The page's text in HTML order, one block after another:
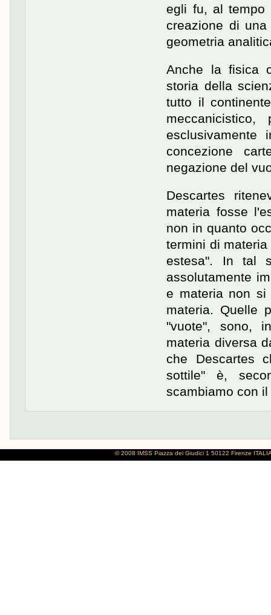
egli fu, al tempo
creazione di
geometria
Anche la fisica
storia della
tutto il
concezione
negazione del
Descartes
materia fosse
non in quanto
termini di
estesa". In tal
assolutamente
e materia non si
materia. Quelle
"vuote", sono,
materia diversa
che Descartes
sottile" è,
scambiamo con il
© 2008 IMSS Piazza dei Giudici 1 50122 Firenze